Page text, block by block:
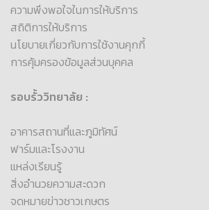
ความพึงพอใจในการให้บริการ
สถิติการให้บริการ
นโยบายเกี่ยวกับการใช้งานคุกกี้
การคุ้มครองข้อมูลส่วนบุคคล
รอบรั้ววิทยาลัย :
อาคารสถานที่และภูมิทัศน์
ฟาร์มและโรงงาน
แหล่งเรียนรู้
สิ่งอำนวยความสะดวก
จดหมายข่าวชาวเกษตร